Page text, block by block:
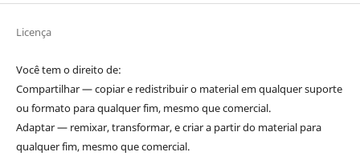
Licença
Você tem o direito de:
Compartilhar — copiar e redistribuir o material em qualquer suporte
ou formato para qualquer fim, mesmo que comercial.
Adaptar — remixar, transformar, e criar a partir do material para
qualquer fim, mesmo que comercial.